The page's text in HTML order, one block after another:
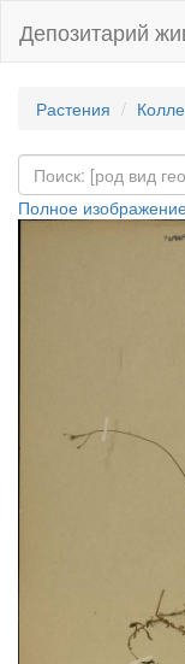
Депозитарий
Растения
Полное